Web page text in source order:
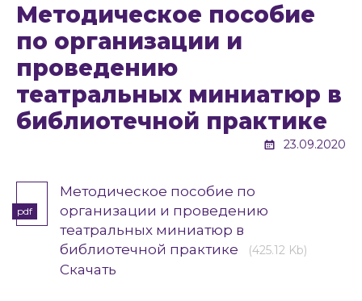
Методическое пособие
по организации и
проведению
театральных миниатюр в
библиотечной практике
23.09.2020
pdf
Методическое пособие по
организации и проведению
театральных миниатюр в
библиотечной практике
(425.12 Kb)
Скачать